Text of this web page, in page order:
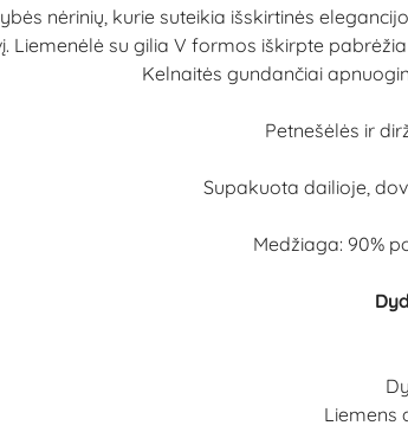
nėrinių, kurie suteikia išskirtinės
Liemenėlė su gilia V formos iškirpte
Kelnaitės gundančiai
Petnešėlės ir
Supakuota dailioje,
Medžiaga: 90%
Liemens